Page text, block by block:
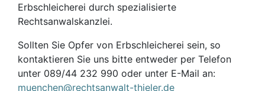
Erbschleicherei durch spezialisierte
Rechtsanwalskanzlei.
Sollten Sie Opfer von Erbschleicherei sein, so
kontaktieren Sie uns bitte entweder per Telefon
unter 089/44 232 990 oder unter E-Mail an:
muenchen@rechtsanwalt-thieler.de